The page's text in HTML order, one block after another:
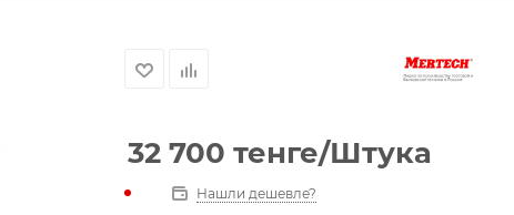
32 700 тенге/Штука
Нашли дешевле?